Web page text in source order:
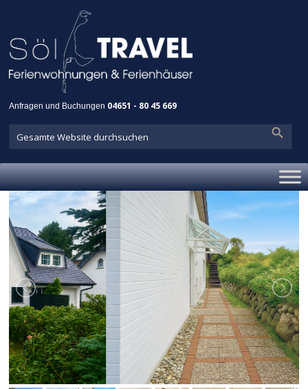
Anfragen und Buchungen 04651 - 80 45 669